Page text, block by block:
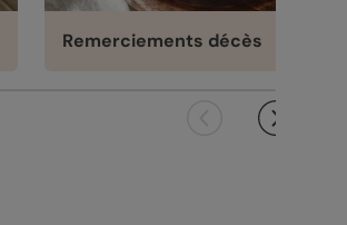
Remerciements décès